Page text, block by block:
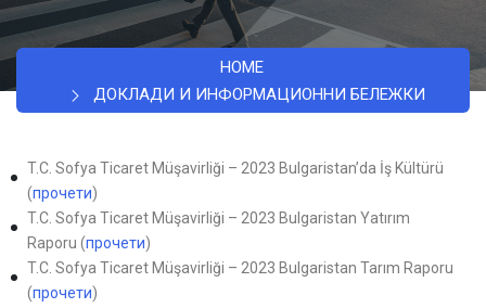
HOME
ДОКЛАДИ И ИНФОРМАЦИОННИ БЕЛЕЖКИ
T.C. Sofya Ticaret Müşavirliği – 2023 Bulgaristan’da İş Kültürü
(прочети)
T.C. Sofya Ticaret Müşavirliği – 2023 Bulgaristan Yatırım
Raporu (прочети)
T.C. Sofya Ticaret Müşavirliği – 2023 Bulgaristan Tarım Raporu
(прочети)